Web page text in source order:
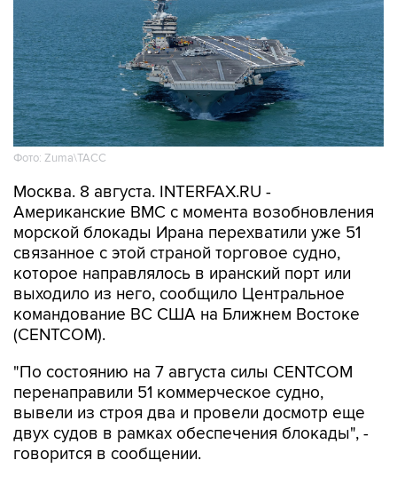
Фото: Zuma\ТАСС
Москва. 8 августа. INTERFAX.RU -
морской блокады Ирана перехватили уже 51
связанное с этой страной торговое судно,
которое направлялось в иранский порт или
выходило из него, сообщило Центральное
командование ВС США на Ближнем Востоке
(CENTCOM).
"По состоянию на 7 августа силы CENTCOM
вывели из строя два и провели досмотр еще
двух судов в рамках обеспечения блокады", -
говорится в сообщении.
ВМС США 14 июлявозобновили